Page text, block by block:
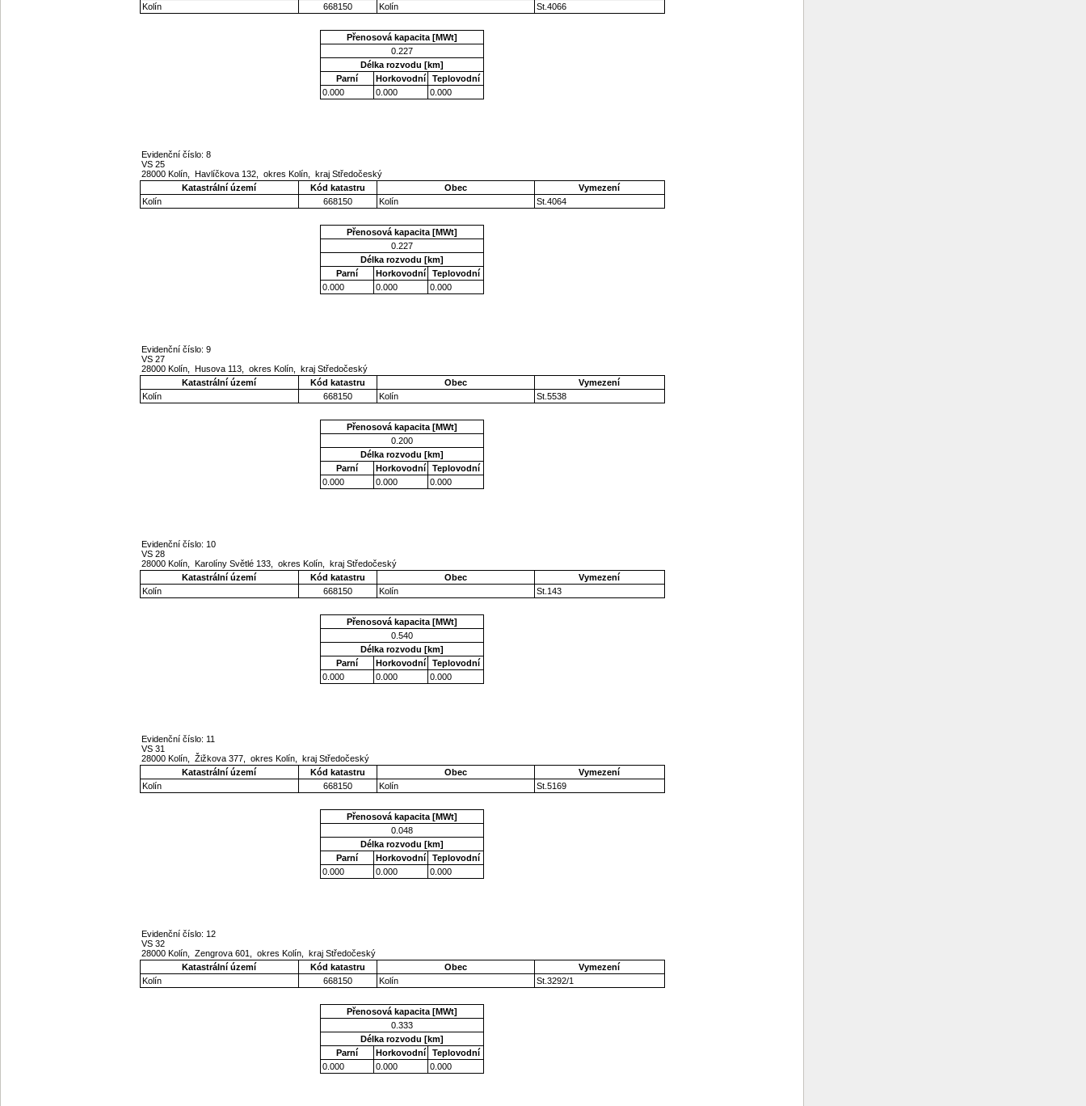
Kolín
668150 Kolín St.4066
Přenosová kapacita [MWt]
0.227
Délka rozvodu [km]
Parní
Horkovodní
Teplovodní
0.000
0.000 0.000
Evidenční číslo: 8
VS 25
28000 Kolín, Havlíčkova 132, okres Kolín, kraj Středočeský
Katastrální území
Kód katastru Obec
Vymezení
Kolín
668150 Kolín St.4064
Přenosová kapacita [MWt]
0.227
Délka rozvodu [km]
Parní
Horkovodní
Teplovodní
0.000
0.000 0.000
Evidenční číslo: 9
VS 27
28000 Kolín, Husova 113, okres Kolín, kraj Středočeský
Katastrální území
Kód katastru Obec
Vymezení
Kolín
668150 Kolín St.5538
Přenosová kapacita [MWt]
0.200
Délka rozvodu [km]
Parní
Horkovodní
Teplovodní
0.000
0.000 0.000
Evidenční číslo: 10
VS 28
28000 Kolín, Karolíny Světlé 133, okres Kolín, kraj Středočeský
Katastrální území
Kód katastru Obec
Vymezení
Kolín
668150 Kolín St.143
Přenosová kapacita [MWt]
0.540
Délka rozvodu [km]
Parní
Horkovodní
Teplovodní
0.000
0.000 0.000
Evidenční číslo: 11
VS 31
28000 Kolín, Žižkova 377, okres Kolín, kraj Středočeský
Katastrální území
Kód katastru Obec
Vymezení
Kolín
668150 Kolín St.5169
Přenosová kapacita [MWt]
0.048
Délka rozvodu [km]
Parní
Horkovodní
Teplovodní
0.000
0.000 0.000
Evidenční číslo: 12
VS 32
28000 Kolín, Zengrova 601, okres Kolín, kraj Středočeský
Katastrální území
Kód katastru Obec
Vymezení
Kolín
668150 Kolín St.3292/1
Přenosová kapacita [MWt]
0.333
Délka rozvodu [km]
Parní
Horkovodní
Teplovodní
0.000
0.000 0.000